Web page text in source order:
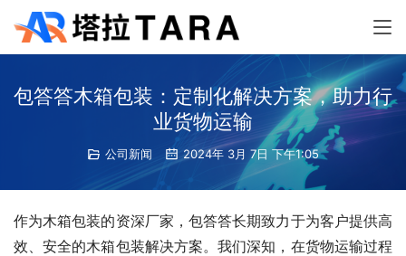
包答答木箱包装：定制化解决方案，助力行
业货物运输
公司新闻 2024年 3月 7日 下午1:05
作为木箱包装的资深厂家，包答答长期致力于为客户提供高
效、安全的木箱包装解决方案。我们深知，在货物运输过程